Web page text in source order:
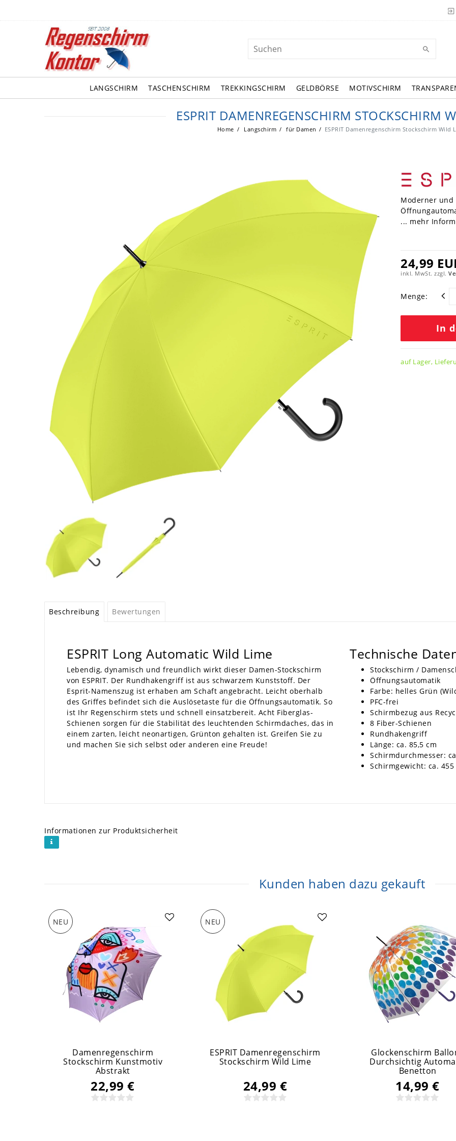
LANGSCHIRM TASCHENSCHIRM TREKKINGSCHIRM GELDBÖRSE MOTIVSCHIRM
ESPRIT DAMENREGENSCHIRM STOCKSCHIRM
Home Langschirm für Damen ESPRIT Damenregenschirm Stockschirm Wild
Moderner
... mehr
24,99
inkl. MwSt. zzgl.
Menge:
In
auf Lager,
Beschreibung Bewertungen
ESPRIT Long Automatic Wild Lime
Lebendig, dynamisch und freundlich wirkt dieser Damen-Stockschirm
von ESPRIT. Der Rundhakengriff ist aus schwarzem Kunststoff. Der
Esprit-Namenszug ist erhaben am Schaft angebracht. Leicht oberhalb
des Griffes befindet sich die Auslösetaste für die Öffnungsautomatik. So
ist Ihr Regenschirm stets und schnell einsatzbereit. Acht Fiberglas-
Schienen sorgen für die Stabilität des leuchtenden Schirmdaches, das in
einem zarten, leicht neonartigen, Grünton gehalten ist. Greifen Sie zu
und machen Sie sich selbst oder anderen eine Freude!
Technische
Stockschirm /
Öffnungsautomatik
Farbe: helles Grün
PFC-frei
Schirmbezug aus
8 Fiber-Schienen
Rundhakengriff
Länge: ca. 85,5 cm
Schirmdurchmesser:
Schirmgewicht: ca. 455
Informationen zur Produktsicherheit
Kunden haben dazu gekauft
NEU
Damenregenschirm
Stockschirm Kunstmotiv
Abstrakt
22,99 €
NEU
ESPRIT Damenregenschirm
Stockschirm Wild Lime
24,99 €
Glockenschirm
Durchsichtig
Benetton
14,99 €